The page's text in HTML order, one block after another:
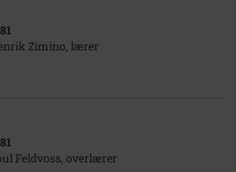
Zimino, lærer
Feldvoss, overlærer